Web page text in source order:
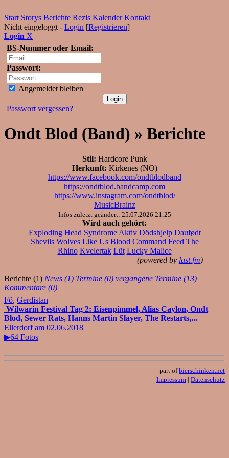
Start Storys Berichte Rezis Kalender Kontakt
Nicht eingeloggt - Login [Registrieren]
Login X
BS-Nummer oder Email:
Passwort:
Angemeldet bleiben
Passwort vergessen?
Ondt Blod (Band) » Berichte
Stil: Hardcore Punk
Herkunft: Kirkenes (NO)
https://www.facebook.com/ondtblodband
https://ondtblod.bandcamp.com
https://www.instagram.com/ondtblod/
MusicBrainz
Infos zuletzt geändert: 25.07.2026 21:25
Wird auch gehört:
Exploding Head Syndrome Aktiv Dödshjelp Daufødt
Shevils Wolves Like Us Blood Command Feed The
Rhino Kvelertak Lüt Lucky Malice
(powered by last.fm)
Berichte (1) News (1) Termine (0) vergangene Termine (13)
Kommentare (0)
Fö, Gerdistan
Wilwarin Festival Tag 2: Eisenpimmel, Alias Caylon, Ondt
Blod, Sewer Rats, Hanns Martin Slayer, The Restarts,... |
Ellerdorf am 02.06.2018
▶64 Fotos
part ofbierschinken.net
Impressum | Datenschutz